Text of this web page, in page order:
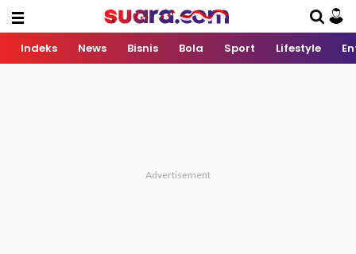
Indeks News Bisnis Bola Sport Lifestyle